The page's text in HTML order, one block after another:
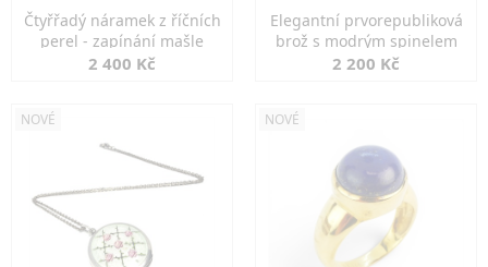
Čtyřřadý náramek z říčních
perel - zapínání mašle
2 400 Kč
Elegantní prvorepubliková
brož s modrým spinelem
2 200 Kč
NOVÉ NOVÉ